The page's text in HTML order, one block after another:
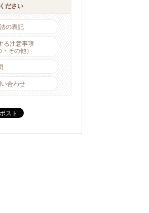
ださい
の表記
る注意事項
その他）
合わせ